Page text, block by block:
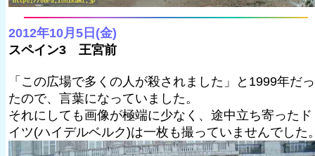
2012年10月5日(金)
スペイン3 王宮前
「この広場で多くの人が殺されました」と1999年だっ
たので、言葉になっていました。
それにしても画像が極端に少なく、途中立ち寄ったド
イツ(ハイデルベルク)は一枚も撮っていませんでした